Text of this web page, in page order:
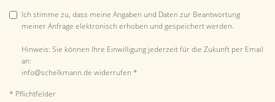
Ich stimme zu, dass meine Angaben und Daten zur Beantwortung
meiner Anfrage elektronisch erhoben und gespeichert werden.
Hinweis: Sie können Ihre Einwilligung jederzeit für die Zukunft per Email
an:
info@schelkmann.de widerrufen *
* Pflichtfelder